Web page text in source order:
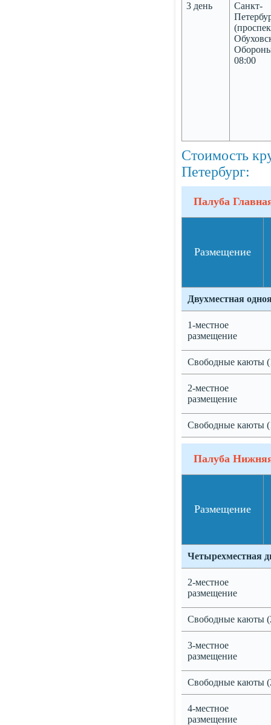
3 день
Санкт-
08:00
Стоимость
Петербург:
Палуба
Размещение
Двухместная
1-местное
размещение
Свободные каюты
2-местное
размещение
Свободные каюты
Палуба
Размещение
Четырехместная
2-местное
размещение
Свободные каюты
3-местное
размещение
Свободные каюты
4-местное
размещение